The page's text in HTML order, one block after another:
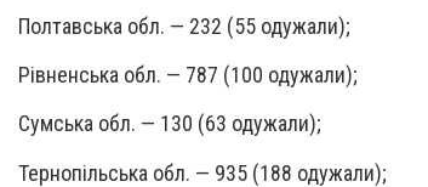
Полтавська обл. — 232 (55 одужали);
Рівненська обл. — 787 (100 одужали);
Сумська обл. — 130 (63 одужали);
Тернопільська обл. — 935 (188 одужали);